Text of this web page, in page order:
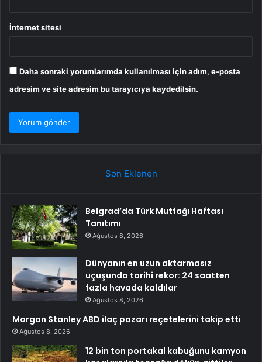
İnternet sitesi
Daha sonraki yorumlarımda kullanılması için adım, e-posta
adresim ve site adresim bu tarayıcıya kaydedilsin.
Son Eklenen
Belgrad’da Türk Mutfağı Haftası
Tanıtımı
Ağustos 8, 2026
Dünyanın en uzun aktarmasız
uçuşunda tarihi rekor: 24 saatten
fazla havada kaldılar
Ağustos 8, 2026
Morgan Stanley ABD ilaç pazarı reçetelerini takip etti
Ağustos 8, 2026
12 bin ton portakal kabuğunu kamyon